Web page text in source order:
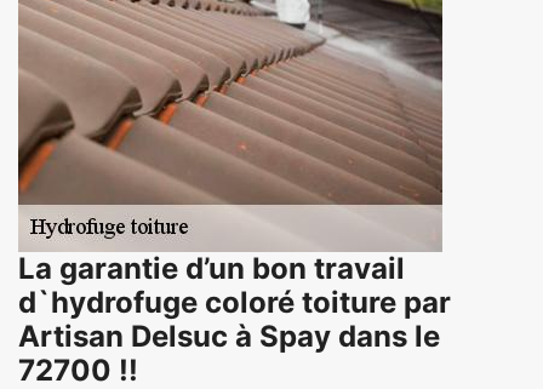
La garantie d’un bon travail
d`hydrofuge coloré toiture par
Artisan Delsuc à Spay dans le
72700 !!